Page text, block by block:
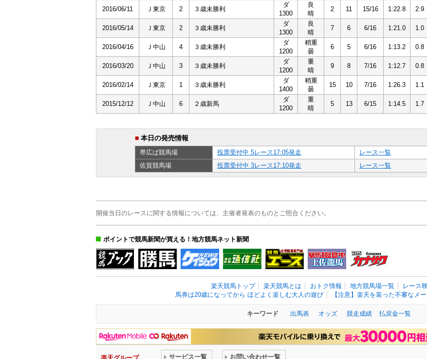
2016/06/11 Ｊ東京 2 ３歳未勝利
ダ
1300
良
晴
2 11 15/16 1:22.8 2.9
2016/05/14 Ｊ東京 2 ３歳未勝利
ダ
1300
良
晴
7 6 6/16 1:21.0 1.0
2016/04/16 Ｊ中山 4 ３歳未勝利
ダ
1200
稍重
曇
6 5 6/16 1:13.2 0.8
2016/03/20 Ｊ中山 3 ３歳未勝利
ダ
1200
重
晴
9 8 7/16 1:12.7 0.8
2016/02/14 Ｊ東京 1 ３歳未勝利
ダ
1400
稍重
曇
15 10 7/16 1:26.3 1.1
2015/12/12 Ｊ中山 6 ２歳新馬
ダ
1200
重
晴
5 13 6/15 1:14.5 1.7
■ 本日の発売情報
帯広ば競馬場 投票受付中 5レース17:05発走 レース一覧
佐賀競馬場 投票受付中 3レース17:10発走 レース一覧
開催当日のレースに関する情報については、主催者発表のものとご照合ください。
ポイントで競馬新聞が買える！地方競馬ネット新聞
楽天競馬トップ 楽天競馬とは おトク情報 地方競馬場一覧
レース
馬券は20歳になってから ほどよく楽しむ大人の遊び
【注意】楽天を装った不審なメ
キーワード 出馬表 オッズ 競走成績 払戻金一覧
サービス一覧 お問い合わせ一覧